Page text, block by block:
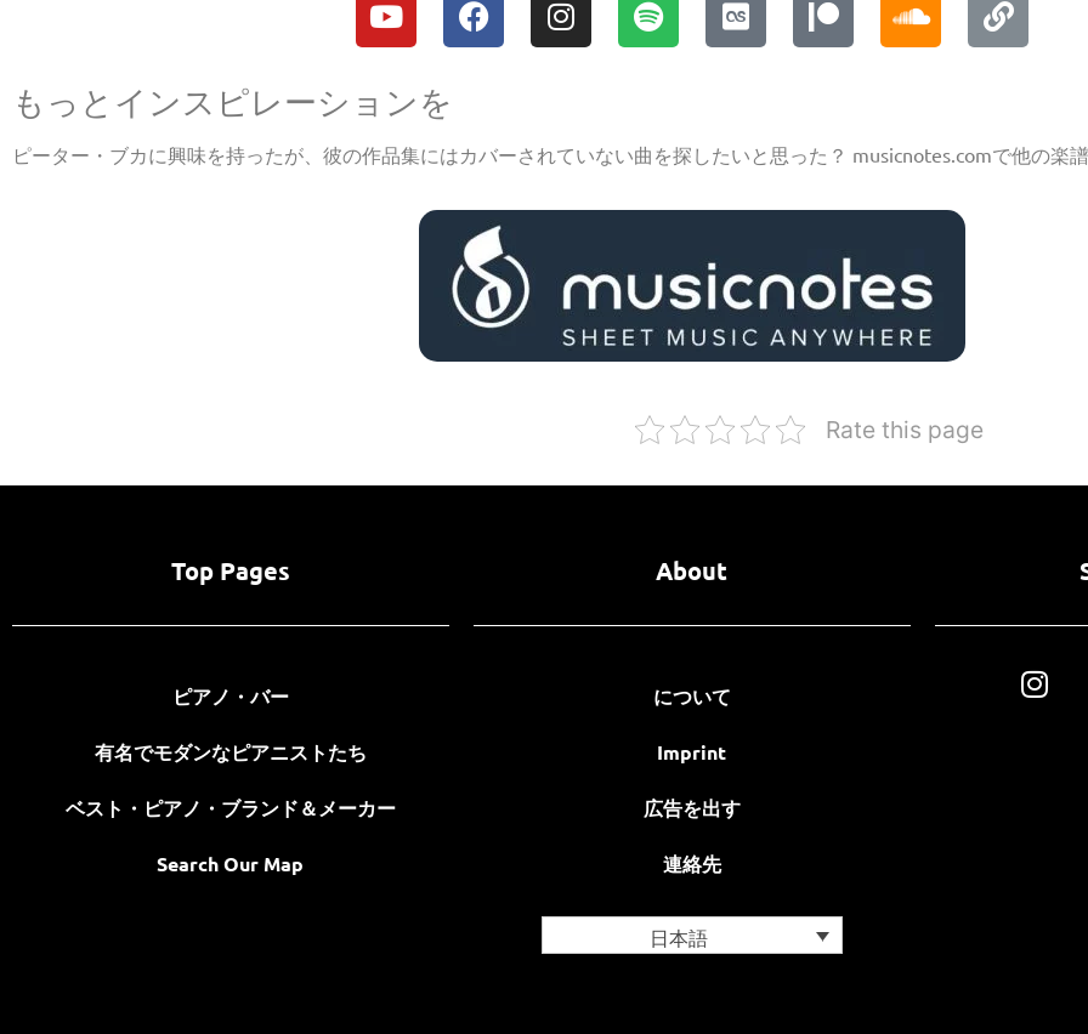
もっとインスピレーションを
ピーター・ブカに興味を持ったが、彼の作品集にはカバーされていない曲を探したいと思った？ musicnotes.comで他の楽
Rate this page
Top Pages
ピアノ・バー
有名でモダンなピアニストたち
ベスト・ピアノ・ブランド＆メーカー
Search Our Map
About
について
Imprint
広告を出す
連絡先
日本語